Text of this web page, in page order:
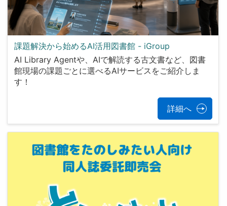
課題解決から始めるAI活用図書館 - iGroup
AI Library Agentや、AIで解読する古文書など、図書
館現場の課題ごとに選べるAIサービスをご紹介しま
す！
詳細へ